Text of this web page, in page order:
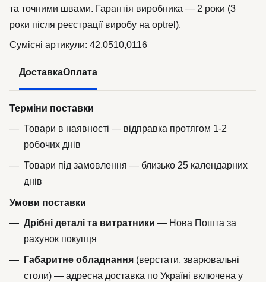
та точними швами. Гарантія виробника — 2 роки (3
роки після реєстрації виробу на optrel).
Сумісні артикули: 42,0510,0116
ДоставкаОплата
Терміни поставки
Товари в наявності — відправка протягом 1-2
робочих днів
Товари під замовлення — близько 25 календарних
днів
Умови поставки
Дрібні деталі та витратники — Нова Пошта за
рахунок покупця
Габаритне обладнання (верстати, зварювальні
столи) — адресна доставка по Україні включена у